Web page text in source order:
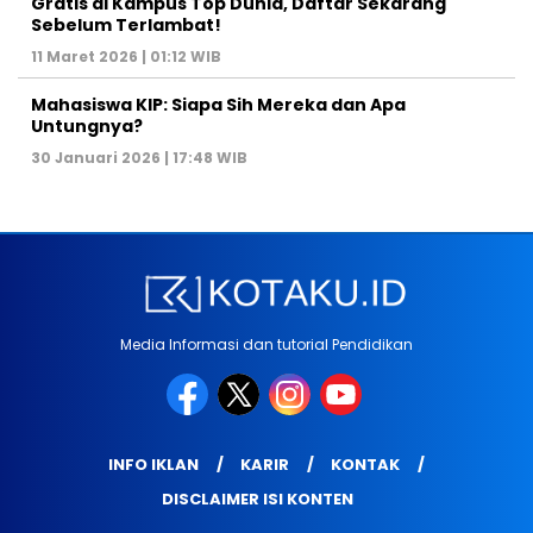
Sebelum Terlambat!
11 Maret 2026 | 01:12 WIB
Mahasiswa KIP: Siapa Sih Mereka dan Apa
Untungnya?
30 Januari 2026 | 17:48 WIB
Media Informasi dan tutorial Pendidikan
INFO IKLAN KARIR
KONTAK
DISCLAIMER ISI KONTEN